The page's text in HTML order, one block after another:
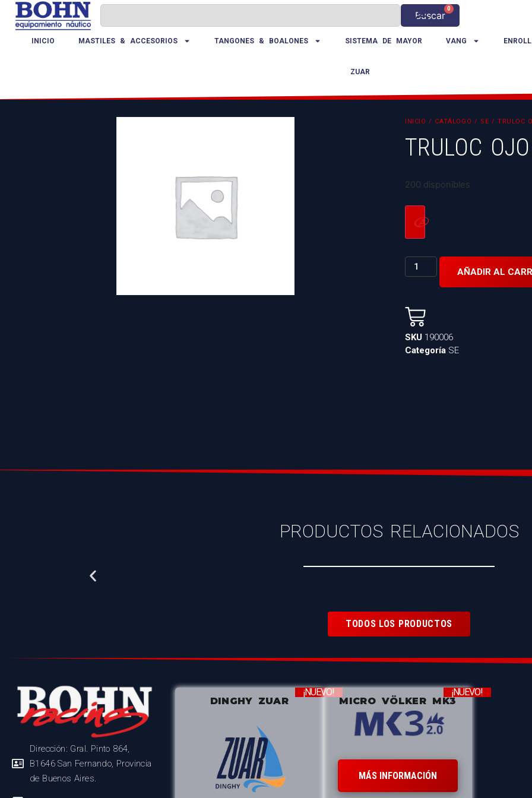
Buscar
0
INICIO MASTILES & ACCESORIOS TANGONES & BOALONES SISTEMA DE MAYOR VANG
ZUAR
INICIO / CATÁLOGO / SE / TRULOC
TRULOC
200 disponibles
AÑADIR AL
SKU 190006
Categoría SE
PRODUCTOS RELACIONADOS
TODOS LOS PRODUCTOS
Dirección: Gral. Pinto 864,
B1646 San Fernando, Provincia
de Buenos Aires.
DINGHY ZUAR
¡NUEVO!
MICRO VÖLKER MK3
¡NUEVO!
MÁS INFORMACIÓN